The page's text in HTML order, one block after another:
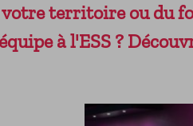
territoire ou du
à l'ESS ?